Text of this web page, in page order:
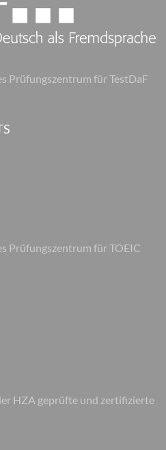
Prüfungszentrum für TestDaF
Prüfungszentrum für TOEIC
HZA geprüfte und zertifizierte